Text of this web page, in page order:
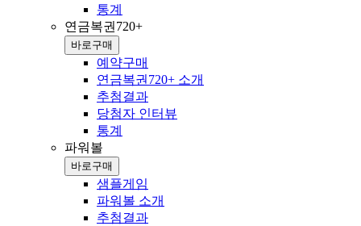
통계
연금복권720+
바로구매
예약구매
연금복권720+ 소개
추첨결과
당첨자 인터뷰
통계
파워볼
바로구매
샘플게임
파워볼 소개
추첨결과